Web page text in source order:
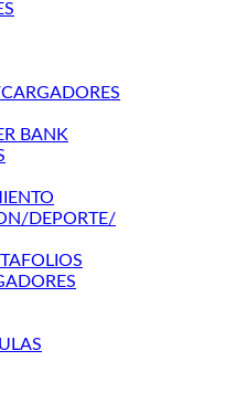
BANK
DEPORTE/